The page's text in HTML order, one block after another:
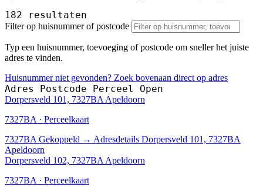
182 resultaten
Filter op huisnummer of postcode
Typ een huisnummer, toevoeging of postcode om sneller het juiste
adres te vinden.
Huisnummer niet gevonden? Zoek bovenaan direct op adres
Adres Postcode Perceel Open
Dorpersveld 101, 7327BA Apeldoorn
7327BA · Perceelkaart
7327BA Gekoppeld → Adresdetails Dorpersveld 101, 7327BA
Apeldoorn
Dorpersveld 102, 7327BA Apeldoorn
7327BA · Perceelkaart